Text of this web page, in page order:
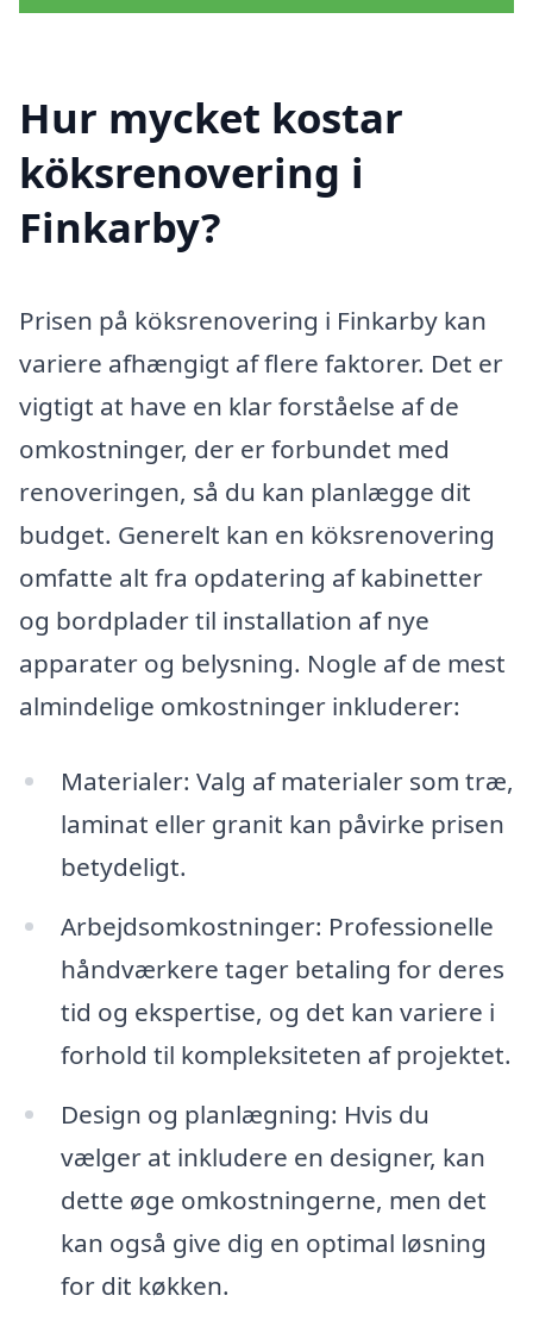
Hur mycket kostar
köksrenovering i
Finkarby?
Prisen på köksrenovering i Finkarby kan
variere afhængigt af flere faktorer. Det er
vigtigt at have en klar forståelse af de
omkostninger, der er forbundet med
renoveringen, så du kan planlægge dit
budget. Generelt kan en köksrenovering
omfatte alt fra opdatering af kabinetter
og bordplader til installation af nye
apparater og belysning. Nogle af de mest
almindelige omkostninger inkluderer:
Materialer: Valg af materialer som træ,
laminat eller granit kan påvirke prisen
betydeligt.
Arbejdsomkostninger: Professionelle
håndværkere tager betaling for deres
tid og ekspertise, og det kan variere i
forhold til kompleksiteten af projektet.
Design og planlægning: Hvis du
vælger at inkludere en designer, kan
dette øge omkostningerne, men det
kan også give dig en optimal løsning
for dit køkken.